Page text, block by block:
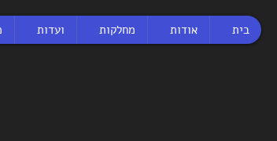
בית אודות מחלקות ועדות